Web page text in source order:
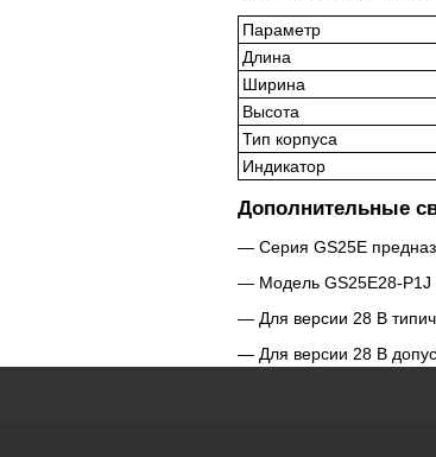
Параметр
Длина
Ширина
Высота
Тип корпуса
Индикатор
Дополнительные
Серия GS25E
Модель GS25E28-P1J
Для версии 28 В
Для версии 28 В